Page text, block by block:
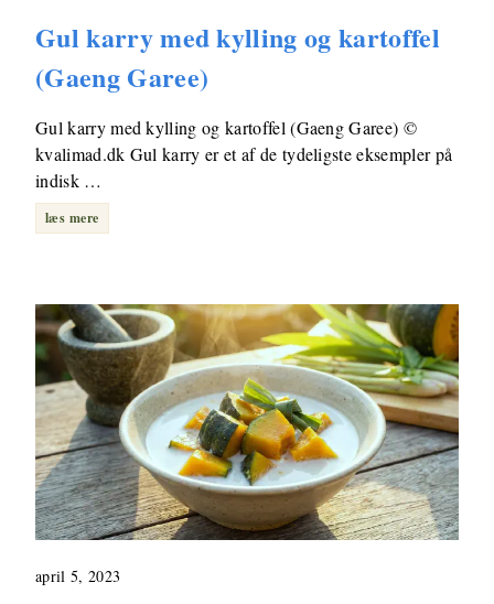
Gul karry med kylling og kartoffel
(Gaeng Garee)
Gul karry med kylling og kartoffel (Gaeng Garee) ©
kvalimad.dk Gul karry er et af de tydeligste eksempler på
indisk …
læs mere
april 5, 2023